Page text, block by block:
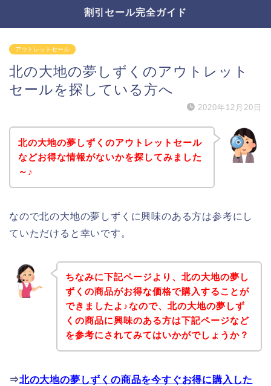
割引セール完全ガイド
アウトレットセール
北の大地の夢しずくのアウトレット
セールを探している方へ
2020年12月20日
北の大地の夢しずくのアウトレットセール
などお得な情報がないかを探してみました
～♪
なので北の大地の夢しずくに興味のある方は参考にし
ていただけると幸いです。
ちなみに下記ページより、北の大地の夢し
ずくの商品がお得な価格で購入することが
できましたよ♪なので、北の大地の夢しず
くの商品に興味のある方は下記ページなど
を参考にされてみてはいかがでしょうか？
⇒北の大地の夢しずくの商品を今すぐお得に購入した